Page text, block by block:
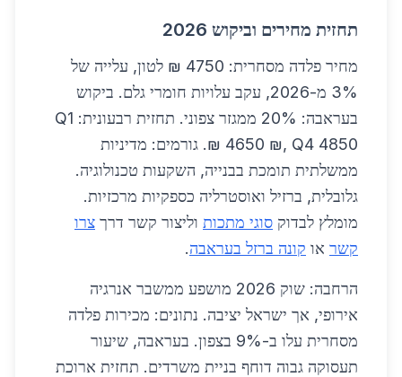
תחזית מחירים וביקוש 2026
מחיר פלדה מסחרית: 4750 ₪ לטון, עלייה של
3% מ-2026, עקב עלויות חומרי גלם. ביקוש
בעראבה: 20% ממגזר צפוני. תחזית רבעונית: Q1
4650 ₪, Q4 4850 ₪. גורמים: מדיניות
ממשלתית תומכת בבנייה, השקעות טכנולוגיה.
גלובלית, ברזיל ואוסטרליה כספקיות מרכזיות.
מומלץ לבדוק סוגי מתכות וליצור קשר דרך צרו
קשר או קונה ברזל בעראבה.
הרחבה: שוק 2026 מושפע ממשבר אנרגיה
אירופי, אך ישראל יציבה. נתונים: מכירות פלדה
מסחרית עלו ב-9% בצפון. בעראבה, שיעור
תעסוקה גבוה דוחף בניית משרדים. תחזית ארוכת